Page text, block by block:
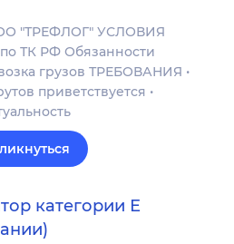
"ТРЕФЛОГ" УСЛОВИЯ
ТК РФ Обязанности
грузов ТРЕБОВАНИЯ •
приветствуется •
категории Е